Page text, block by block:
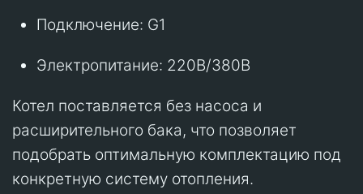
Подключение: G1
Электропитание: 220В/380В
Котел поставляется без насоса и
расширительного бака, что позволяет
подобрать оптимальную комплектацию под
конкретную систему отопления.